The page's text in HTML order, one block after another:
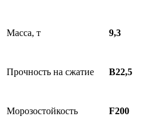
Масса, т 9,3
Прочность на сжатие B22,5
Морозостойкость F200